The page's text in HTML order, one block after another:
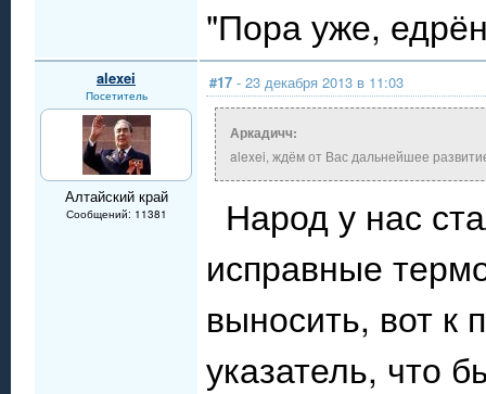
"Пора уже,
alexei
Посетитель
Алтайский край
Сообщений: 11381
#17 - 23 декабря 2013 в 11:03
Аркадичч:
alexei, ждём от Вас дальнейшее
Народ у нас
исправные
выносить, вот к
указатель, что